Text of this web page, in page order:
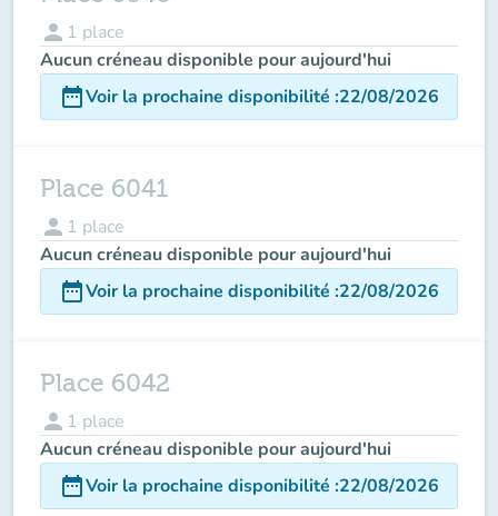
person 1 place
Aucun créneau disponible pour aujourd'hui
date_rangeVoir la prochaine disponibilité :22/08/2026
Place 6041
person 1 place
Aucun créneau disponible pour aujourd'hui
date_rangeVoir la prochaine disponibilité :22/08/2026
Place 6042
person 1 place
Aucun créneau disponible pour aujourd'hui
date_rangeVoir la prochaine disponibilité :22/08/2026